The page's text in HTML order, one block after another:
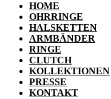
HOME
OHRRINGE
HALSKETTEN
ARMBÄNDER
RINGE
CLUTCH
KOLLEKTIONEN
PRESSE
KONTAKT